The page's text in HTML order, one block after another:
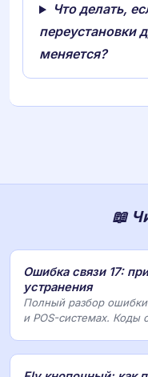
Что делать,
переустановки
меняется?
📖
Ошибка связи 17:
устранения
Полный разбор ошибки
и POS-системах. Коды